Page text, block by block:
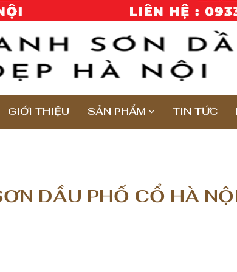
GIỚI THIỆU SẢN PHẨM TIN TỨC
DẦU PHỐ CỔ HÀ